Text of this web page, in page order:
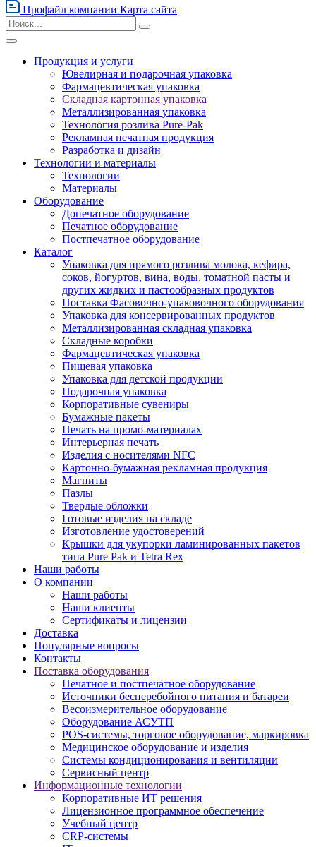
Профайл компании Карта сайта
Продукция и услуги
Ювелирная и подарочная упаковка
Фармацевтическая упаковка
Складная картонная упаковка
Металлизированная упаковка
Технология розлива Pure-Pak
Рекламная печатная продукция
Разработка и дизайн
Технологии и материалы
Технологии
Материалы
Оборудование
Допечатное оборудование
Печатное оборудование
Постпечатное оборудование
Каталог
Упаковка для прямого розлива молока, кефира,
соков, йогуртов, вина, воды, томатной пасты и
других жидких и пастообразных продуктов
Поставка Фасовочно-упаковочного оборудования
Упаковка для консервированных продуктов
Металлизированная складная упаковка
Складные коробки
Фармацевтическая упаковка
Пищевая упаковка
Упаковка для детской продукции
Подарочная упаковка
Корпоративные сувениры
Бумажные пакеты
Печать на промо-материалах
Интерьерная печать
Изделия с носителями NFC
Картонно-бумажная рекламная продукция
Магниты
Пазлы
Твердые обложки
Готовые изделия на складе
Изготовление удостоверений
Крышки для укупорки ламинированных пакетов
типа Pure Pak и Tetra Rex
Наши работы
О компании
Наши работы
Наши клиенты
Сертификаты и лицензии
Доставка
Популярные вопросы
Контакты
Поставка оборудования
Печатное и постпечатное оборудование
Источники бесперебойного питания и батареи
Весоизмерительное оборудование
Оборудование АСУТП
POS-системы, торговое оборудование, маркировка
Медицинское оборудование и изделия
Системы кондиционирования и вентиляции
Сервисный центр
Информационные технологии
Корпоративные ИТ решения
Лицензионное программное обеспечение
Учебный центр
CRP-системы